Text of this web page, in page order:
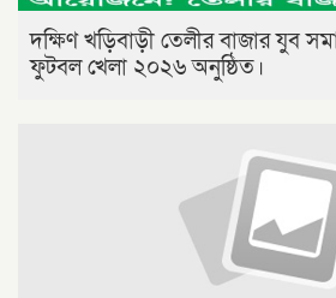
দক্ষিণ খড়িবাড়ী তেলীর বাজার যুব
ফুটবল খেলা ২০২৬ অনুষ্ঠিত।